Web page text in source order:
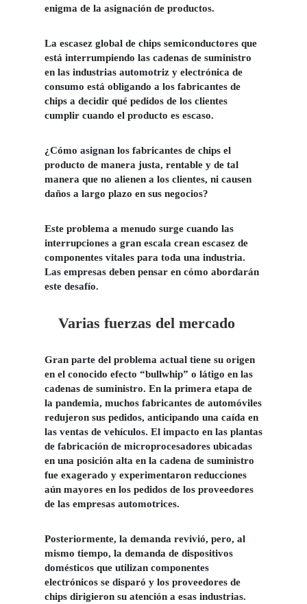
enigma de la asignación de productos.
La escasez global de chips semiconductores que
está interrumpiendo las cadenas de suministro
en las industrias automotriz y electrónica de
consumo está obligando a los fabricantes de
chips a decidir qué pedidos de los clientes
cumplir cuando el producto es escaso.
¿Cómo asignan los fabricantes de chips el
producto de manera justa, rentable y de tal
manera que no alienen a los clientes, ni causen
daños a largo plazo en sus negocios?
Este problema a menudo surge cuando las
interrupciones a gran escala crean escasez de
componentes vitales para toda una industria.
Las empresas deben pensar en cómo abordarán
este desafío.
Varias fuerzas del mercado
Gran parte del problema actual tiene su origen
en el conocido efecto “bullwhip” o látigo en las
cadenas de suministro. En la primera etapa de
la pandemia, muchos fabricantes de automóviles
redujeron sus pedidos, anticipando una caída en
las ventas de vehículos. El impacto en las plantas
de fabricación de microprocesadores ubicadas
en una posición alta en la cadena de suministro
fue exagerado y experimentaron reducciones
aún mayores en los pedidos de los proveedores
de las empresas automotrices.
Posteriormente, la demanda revivió, pero, al
mismo tiempo, la demanda de dispositivos
domésticos que utilizan componentes
electrónicos se disparó y los proveedores de
chips dirigieron su atención a esas industrias.